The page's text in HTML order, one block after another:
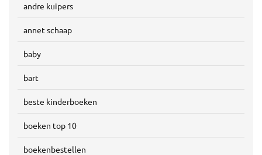
andre kuipers
annet schaap
baby
bart
beste kinderboeken
boeken top 10
boekenbestellen